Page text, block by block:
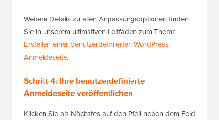
Weitere Details zu allen Anpassungsoptionen finden
Sie in unserem ultimativen Leitfaden zum Thema
Erstellen einer benutzerdefinierten WordPress-
Anmeldeseite.
Schritt 4: Ihre benutzerdefinierte
Anmeldeseite veröffentlichen
Klicken Sie als Nächstes auf den Pfeil neben dem Feld